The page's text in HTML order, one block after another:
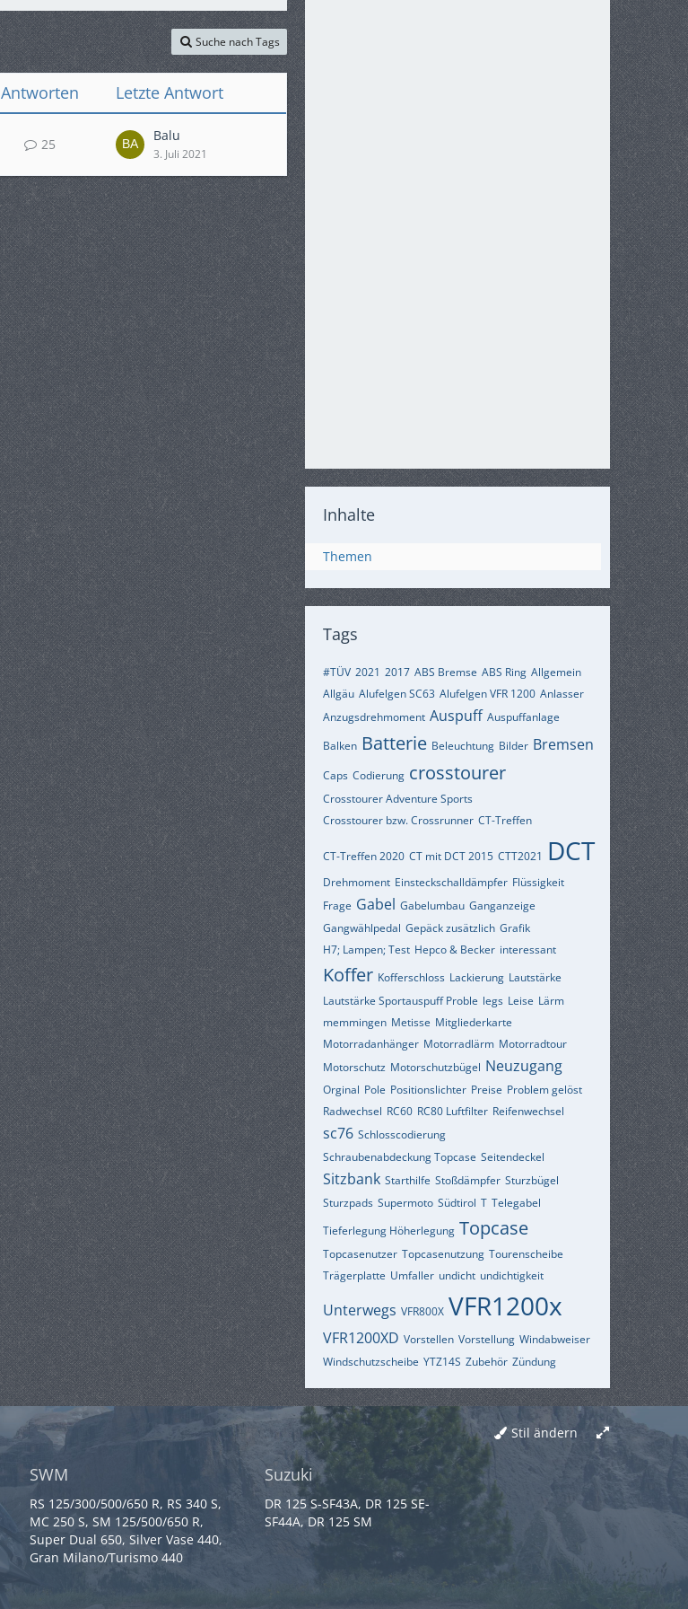
Suche nach Tags
Antworten Letzte Antwort
25
Balu
3. Juli 2021
Inhalte
Themen
Tags
#TÜV 2021 2017 ABS Bremse ABS Ring Allgemein
Allgäu Alufelgen SC63 Alufelgen VFR 1200 Anlasser
Anzugsdrehmoment Auspuff Auspuffanlage
Balken Batterie Beleuchtung Bilder Bremsen
Caps Codierung crosstourer
Crosstourer Adventure Sports
Crosstourer bzw. Crossrunner CT-Treffen
CT-Treffen 2020 CT mit DCT 2015 CTT2021 DCT
Drehmoment Einsteckschalldämpfer Flüssigkeit
Frage Gabel Gabelumbau Ganganzeige
Gangwählpedal Gepäck zusätzlich Grafik
H7; Lampen; Test Hepco & Becker interessant
Koffer Kofferschloss Lackierung Lautstärke
Lautstärke Sportauspuff Proble legs Leise Lärm
memmingen Metisse Mitgliederkarte
Motorradanhänger Motorradlärm Motorradtour
Motorschutz Motorschutzbügel Neuzugang
Orginal Pole Positionslichter Preise Problem gelöst
Radwechsel RC60 RC80 Luftfilter Reifenwechsel
sc76 Schlosscodierung
Schraubenabdeckung Topcase Seitendeckel
Sitzbank Starthilfe Stoßdämpfer Sturzbügel
Sturzpads Supermoto Südtirol T Telegabel
Tieferlegung Höherlegung Topcase
Topcasenutzer Topcasenutzung Tourenscheibe
Trägerplatte Umfaller undicht undichtigkeit
Unterwegs VFR800X VFR1200x
VFR1200XD Vorstellen Vorstellung Windabweiser
Windschutzscheibe YTZ14S Zubehör Zündung
Stil ändern
SWM
RS 125/300/500/650 R, RS 340 S,
MC 250 S, SM 125/500/650 R,
Super Dual 650, Silver Vase 440,
Gran Milano/Turismo 440
Suzuki
DR 125 S-SF43A, DR 125 SE-
SF44A, DR 125 SM